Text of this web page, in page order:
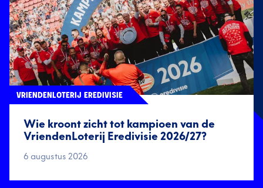
Wie kroont zicht tot kampioen van de
VriendenLoterij Eredivisie 2026/27?
VRIENDENLOTERIJ EREDIVISIE
6 augustus 2026